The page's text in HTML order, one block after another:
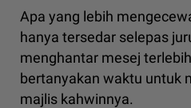
Apa yang lebih
hanya tersedar selepas
menghantar mesej
bertanyakan waktu untuk
majlis kahwinnya.